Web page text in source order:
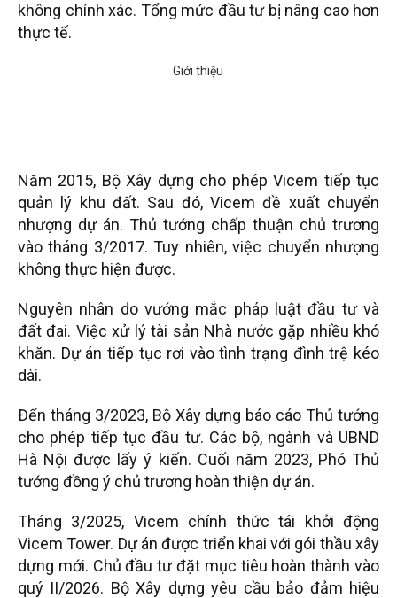
không chính xác. Tổng mức đầu tư bị nâng cao hơn
thực tế.
Năm 2015, Bộ Xây dựng cho phép Vicem tiếp tục
quản lý khu đất. Sau đó, Vicem đề xuất chuyển
nhượng dự án. Thủ tướng chấp thuận chủ trương
vào tháng 3/2017. Tuy nhiên, việc chuyển nhượng
không thực hiện được.
Nguyên nhân do vướng mắc pháp luật đầu tư và
đất đai. Việc xử lý tài sản Nhà nước gặp nhiều khó
khăn. Dự án tiếp tục rơi vào tình trạng đình trệ kéo
dài.
Đến tháng 3/2023, Bộ Xây dựng báo cáo Thủ tướng
cho phép tiếp tục đầu tư. Các bộ, ngành và UBND
Hà Nội được lấy ý kiến. Cuối năm 2023, Phó Thủ
tướng đồng ý chủ trương hoàn thiện dự án.
Tháng 3/2025, Vicem chính thức tái khởi động
Vicem Tower. Dự án được triển khai với gói thầu xây
dựng mới. Chủ đầu tư đặt mục tiêu hoàn thành vào
quý II/2026. Bộ Xây dựng yêu cầu bảo đảm hiệu